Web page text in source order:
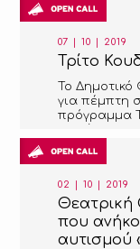
07 | 10 | 2019
Τρίτο
Το
για πέμπτη
πρόγραμμα
02 | 10 | 2019
Θεατρική
που
αυτισμού